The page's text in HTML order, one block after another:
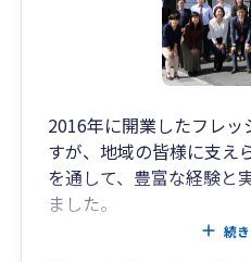
2016年に開業したフレ
すが、地域の皆様に支え
を通して、豊富な経験と
ました。
2020年には法人化を図続